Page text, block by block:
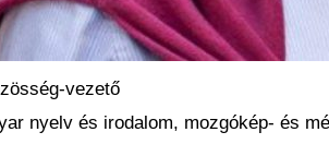
vezető
nyelv és irodalom, mozgókép- és